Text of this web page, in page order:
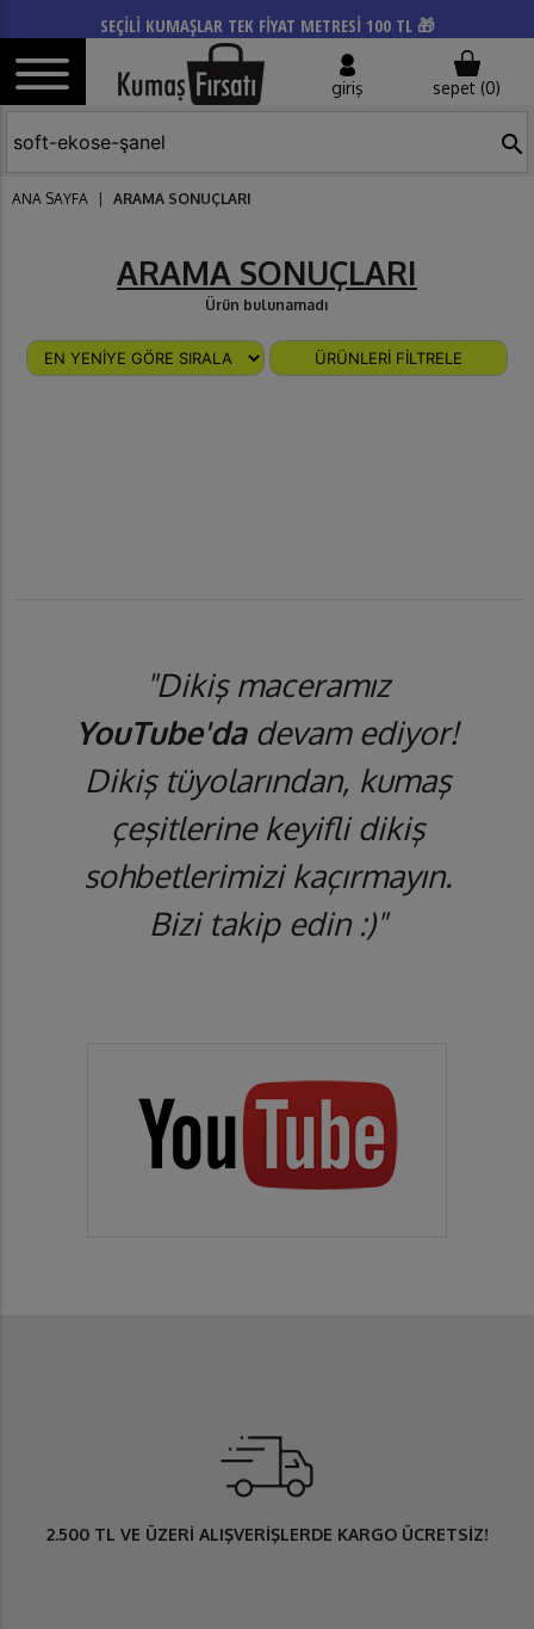
SEÇİLİ KUMAŞLAR TEK FİYAT METRESİ 100 TL 🎁
giriş sepet (0)
search
ANA SAYFA ARAMA SONUÇLARI
ARAMA SONUÇLARI
Ürün bulunamadı
ÜRÜNLERİ FİLTRELE
"Dikiş maceramız
YouTube'dadevam ediyor!
Dikiş tüyolarından, kumaş
çeşitlerine keyifli dikiş
sohbetlerimizi kaçırmayın.
Bizi takip edin :)"
2.500 TL VE ÜZERİ ALIŞVERİŞLERDE KARGO ÜCRETSİZ!